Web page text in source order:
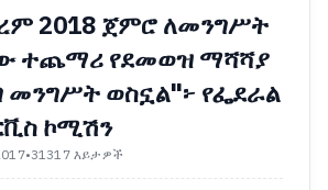
2018 ጀምሮ ለመንግሥት
ተጨማሪ የደመወዝ ማሻሻያ
መንግሥት ወስኗል"፦ የፌደራል
ኮሚሽን
•31317 እይታዎች